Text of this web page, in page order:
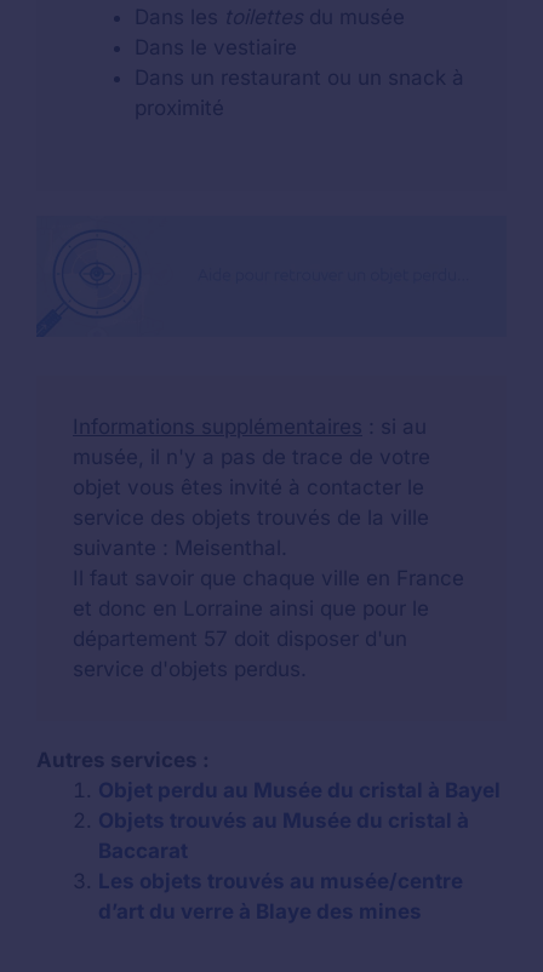
Dans les toilettes du musée
Dans le vestiaire
Dans un restaurant ou un snack à
proximité
Informations supplémentaires : si au
musée, il n'y a pas de trace de votre
objet vous êtes invité à contacter le
service des objets trouvés de la ville
suivante : Meisenthal.
Il faut savoir que chaque ville en France
et donc en Lorraine ainsi que pour le
département 57 doit disposer d'un
service d'objets perdus.
Autres services :
Objet perdu au Musée du cristal à Bayel
Objets trouvés au Musée du cristal à
Baccarat
Les objets trouvés au musée/centre
d’art du verre à Blaye des mines